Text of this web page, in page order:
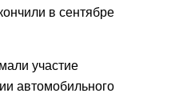
в сентябре
участие
автомобильного